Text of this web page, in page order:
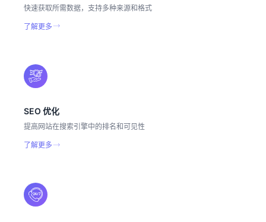
快速获取所需数据，支持多种来源和格式
了解更多
SEO 优化
提高网站在搜索引擎中的排名和可见性
了解更多